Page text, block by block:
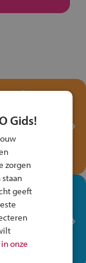
het
je op je
talent
elke dag
Gids!
zorgen
geeft
onze